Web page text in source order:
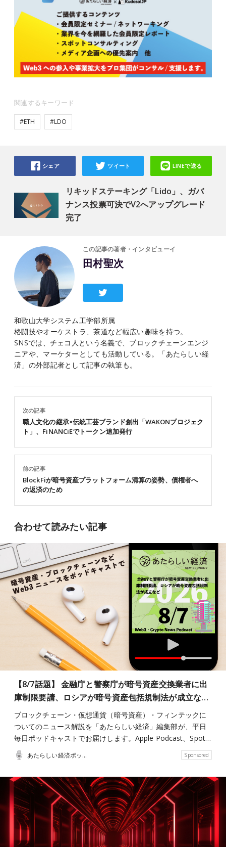
関連するキーワード
#ETH #LDO
リキッドステーキング「Lido」、ガバ
ナンス投票可決でV2へアップグレード
完了
シェア ツイート LINEで送る
この記事の著者・インタビューイ
田村聖次
和歌山大学システム工学部所属
格闘技やオーケストラ、茶道など幅広い趣味を持つ。
SNSでは、チェコ人という名義で、ブロックチェーンエンジ
ニアや、マーケターとしても活動している。「あたらしい経
済」の外部記者として記事の執筆も。
前の記事
BlockFiが暗号資産プラットフォーム清算の姿勢、債権者へ
の返済のため
次の記事
職人文化の継承×伝統工芸ブランド創出「WAKONプロジェク
ト」、FiNANCiEでトークン追加発行
合わせて読みたい記事
【8/7話題】 金融庁と警察庁が暗号資産交換業者に出
庫制限要請、ロシアが暗号資産包括規制法が成立な…
ブロックチェーン・仮想通貨（暗号資産）・フィンテックに
ついてのニュース解説を「あたらしい経済」編集部が、平日
毎日ポッドキャストでお届けします。Apple Podcast、Spot…
あたらしい経済ポッドキャスト Sponsored